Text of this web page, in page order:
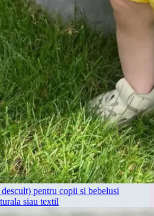
pentru copii si bebelusi
siau textil